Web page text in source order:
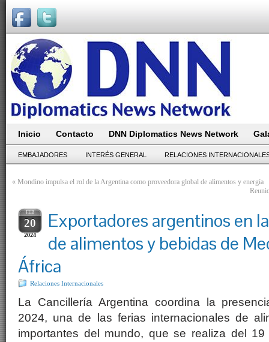
Inicio Contacto DNN Diplomatics News Network
EMBAJADORES INTERÉS GENERAL RELACIONES
« Mondino impulsa el rol de la Argentina como proveedora global de alimentos y energía
FEB
20
2024
Exportadores argentinos en
de alimentos y bebidas de
África
Relaciones Internacionales
La Cancillería Argentina coordina la
2024, una de las ferias internacionales de
importantes del mundo, que se realiza del